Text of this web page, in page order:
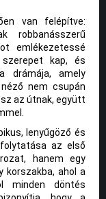
van felépítve:
robbanásszerű
emlékezetessé
kap, és
drámája, amely
nem csupán
az útnak, együtt
lenyűgöző és
az első
hanem egy
korszakba, ahol a
minden döntés